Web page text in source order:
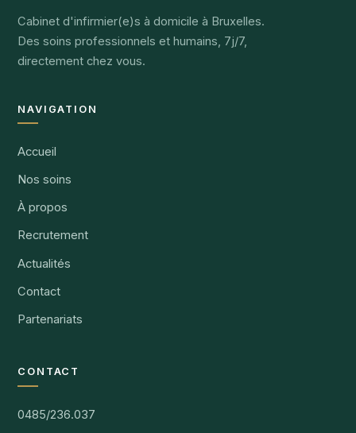
Cabinet d'infirmier(e)s à domicile à Bruxelles.
Des soins professionnels et humains, 7j/7,
directement chez vous.
NAVIGATION
Accueil
Nos soins
À propos
Recrutement
Actualités
Contact
Partenariats
CONTACT
0485/236.037